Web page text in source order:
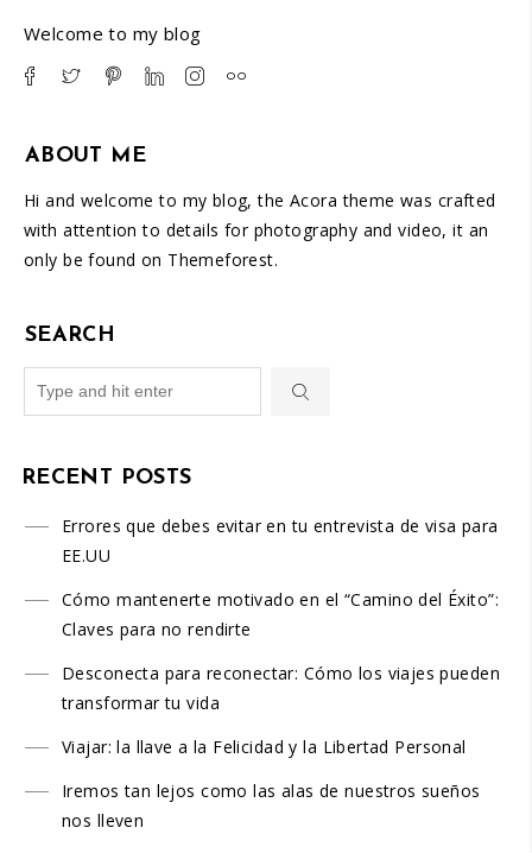
Welcome to my blog
ABOUT ME
Hi and welcome to my blog, the Acora theme was crafted
with attention to details for photography and video, it an
only be found on Themeforest.
SEARCH
RECENT POSTS
Errores que debes evitar en tu entrevista de visa para
EE.UU
Cómo mantenerte motivado en el “Camino del Éxito”:
Claves para no rendirte
Desconecta para reconectar: Cómo los viajes pueden
transformar tu vida
Viajar: la llave a la Felicidad y la Libertad Personal
Iremos tan lejos como las alas de nuestros sueños
nos lleven